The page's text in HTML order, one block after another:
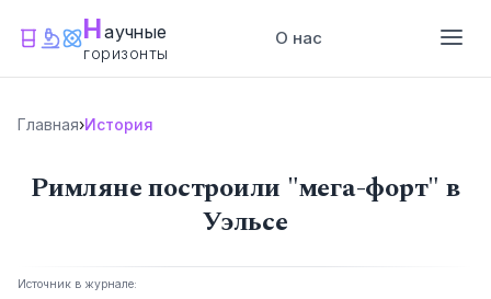
Научные
горизонты
О нас
Главная›История
Римляне построили "мега-форт" в
Уэльсе
Источник в журнале: